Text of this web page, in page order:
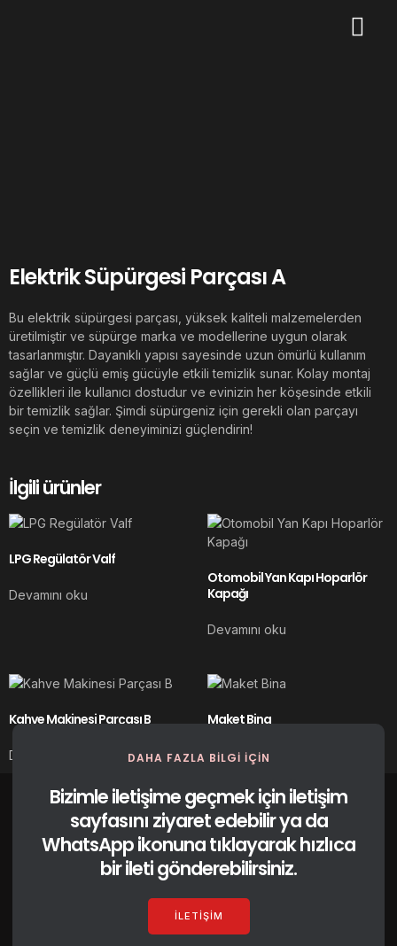
Elektrik Süpürgesi Parçası A
Bu elektrik süpürgesi parçası, yüksek kaliteli malzemelerden
üretilmiştir ve süpürge marka ve modellerine uygun olarak
tasarlanmıştır. Dayanıklı yapısı sayesinde uzun ömürlü kullanım
sağlar ve güçlü emiş gücüyle etkili temizlik sunar. Kolay montaj
özellikleri ile kullanıcı dostudur ve evinizin her köşesinde etkili
bir temizlik sağlar. Şimdi süpürgeniz için gerekli olan parçayı
seçin ve temizlik deneyiminizi güçlendirin!
İlgili ürünler
LPG Regülatör Valf
Devamını oku
Otomobil Yan Kapı Hoparlör
Kapağı
Devamını oku
Kahve Makinesi Parçası B
Devamını oku
Maket Bina
Devamını oku
DAHA FAZLA BILGI IÇIN
Bizimle iletişime geçmek için iletişim
sayfasını ziyaret edebilir ya da
WhatsApp ikonuna tıklayarak hızlıca
bir ileti gönderebilirsiniz.
İLETIŞIM